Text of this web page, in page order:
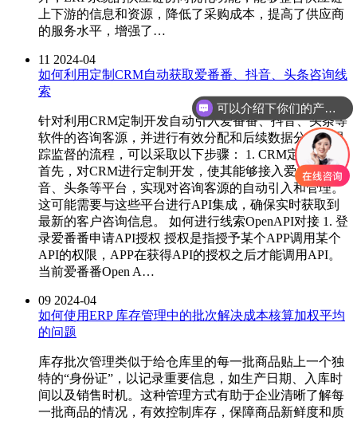
上下游的信息和资源，降低了采购成本，提高了供应商
的服务水平，增强了…
11 2024-04
如何利用定制CRM自动获取爱番番、抖音、头条咨询线
索
针对利用CRM定制开发自动引入爱番番、抖音、头条等
软件的咨询客源，并进行有效分配和后续数据分析及跟
踪监督的流程，可以采取以下步骤： 1. CRM定制开发：
首先，对CRM进行定制开发，使其能够接入爱番番、抖
音、头条等平台，实现对咨询客源的自动引入和管理。
这可能需要与这些平台进行API集成，确保实时获取到
最新的客户咨询信息。 如何进行线索OpenAPI对接 1. 登
录爱番番申请API授权 授权是指授予某个APP调用某个
API的权限，APP在获得API的授权之后才能调用API。
当前爱番番Open A…
09 2024-04
如何使用ERP 库存管理中的批次解决成本核算加权平均
的问题
库存批次管理类似于给仓库里的每一批商品贴上一个独
特的“身份证”，以记录重要信息，如生产日期、入库时
间以及销售时机。这种管理方式有助于企业清晰了解每
一批商品的情况，有效控制库存，保障商品新鲜度和质
可以介绍下你们的产品么